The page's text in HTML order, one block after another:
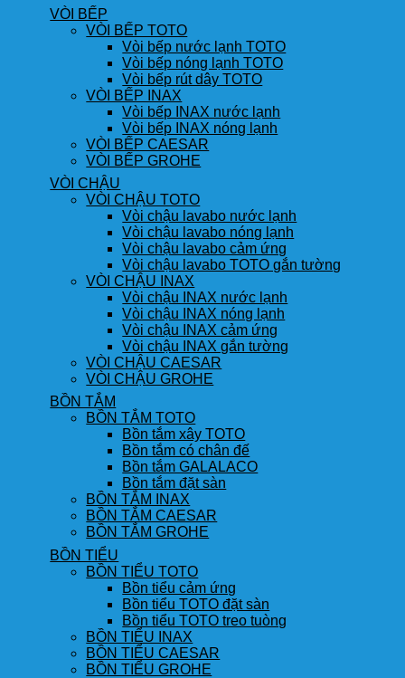
VÒI BẾP
VÒI BẾP TOTO
Vòi bếp nước lạnh TOTO
Vòi bếp nóng lạnh TOTO
Vòi bếp rút dây TOTO
VÒI BẾP INAX
Vòi bếp INAX nước lạnh
Vòi bếp INAX nóng lạnh
VÒI BẾP CAESAR
VÒI BẾP GROHE
VÒI CHẬU
VÒI CHẬU TOTO
Vòi chậu lavabo nước lạnh
Vòi chậu lavabo nóng lạnh
Vòi chậu lavabo cảm ứng
Vòi chậu lavabo TOTO gắn tường
VÒI CHẬU INAX
Vòi chậu INAX nước lạnh
Vòi chậu INAX nóng lạnh
Vòi chậu INAX cảm ứng
Vòi chậu INAX gắn tường
VÒI CHẬU CAESAR
VÒI CHẬU GROHE
BỒN TẮM
BỒN TẮM TOTO
Bồn tắm xây TOTO
Bồn tắm có chân đế
Bồn tắm GALALACO
Bồn tắm đặt sàn
BỒN TẮM INAX
BỒN TẮM CAESAR
BỒN TẮM GROHE
BỒN TIỂU
BỒN TIỂU TOTO
Bồn tiểu cảm ứng
Bồn tiểu TOTO đặt sàn
Bồn tiểu TOTO treo tuòng
BỒN TIỂU INAX
BỒN TIỂU CAESAR
BỒN TIỂU GROHE